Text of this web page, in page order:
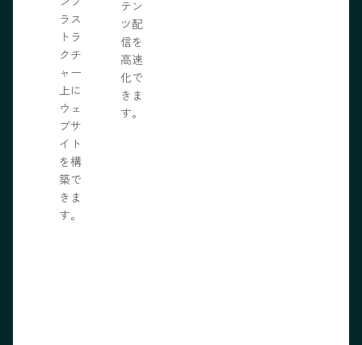
ラス
トラ
クチ
ャー
上に
ウェ
ブサ
イト
を構
築で
きま
す。
テン
ツ配
信を
高速
化で
きま
す。